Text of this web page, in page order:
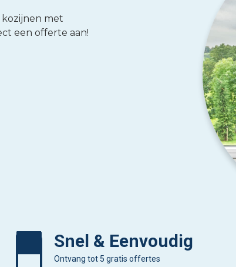
kozijnen met
een offerte aan!
Snel & Eenvoudig
Ontvang tot 5 gratis offertes